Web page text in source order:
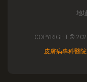
地
COPYRIGHT ©
皮膚病專科醫